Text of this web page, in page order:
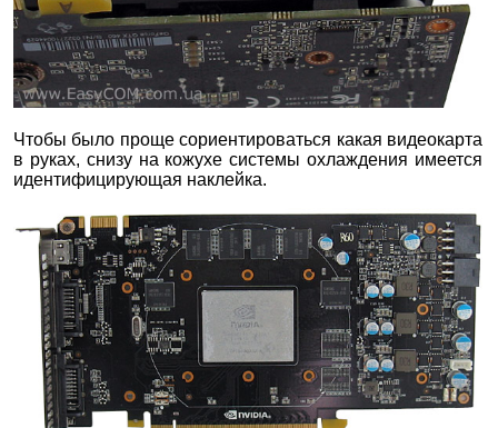
Чтобы было проще сориентироваться какая видеокарта
в руках, снизу на кожухе системы охлаждения имеется
идентифицирующая наклейка.